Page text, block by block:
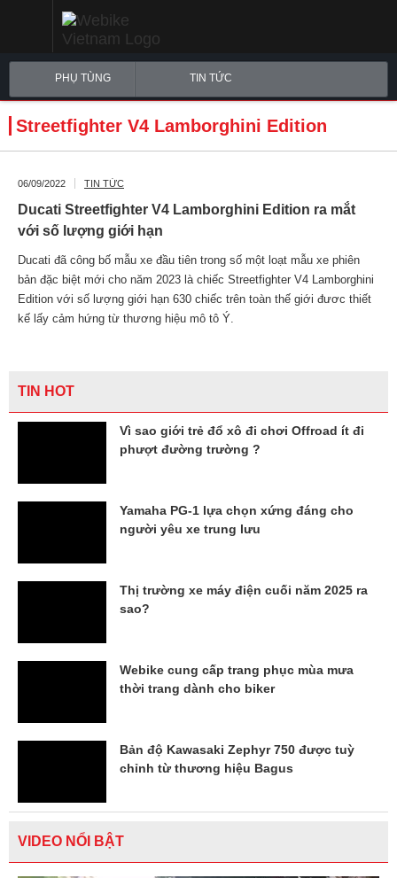
PHỤ TÙNG TIN TỨC
Streetfighter V4 Lamborghini Edition
06/09/2022 TIN TỨC
Ducati Streetfighter V4 Lamborghini Edition ra mắt
với số lượng giới hạn
Ducati đã công bố mẫu xe đầu tiên trong số một loạt mẫu xe phiên
bản đặc biệt mới cho năm 2023 là chiếc Streetfighter V4 Lamborghini
Edition với số lượng giới hạn 630 chiếc trên toàn thế giới đươc thiết
kế lấy cảm hứng từ thương hiệu mô tô Ý.
TIN HOT
Vì sao giới trẻ đổ xô đi chơi Offroad ít đi
phượt đường trường ?
Yamaha PG-1 lựa chọn xứng đáng cho
người yêu xe trung lưu
Thị trường xe máy điện cuối năm 2025 ra
sao?
Webike cung cấp trang phục mùa mưa
thời trang dành cho biker
Bản độ Kawasaki Zephyr 750 được tuỳ
chỉnh từ thương hiệu Bagus
VIDEO NỔI BẬT